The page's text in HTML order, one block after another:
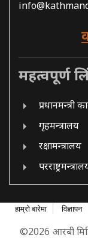
महत्वपूर्ण
प्रधानमन्त्री
गृहमन्त्रालय
रक्षामन्त्रालय
हाम्रो बारेमा विज्ञापन
©2026 आरबी